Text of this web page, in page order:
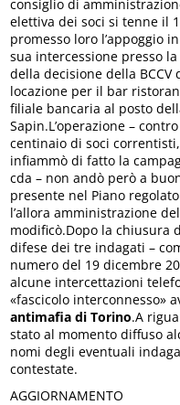
consiglio di
elettiva dei soci si tenne il
promesso loro l’appoggio
sua intercessione presso
della decisione della
locazione per il bar
filiale bancaria al posto
Sapin.L’operazione –
centinaio di soci
infiammò di fatto la
cda – non andò però a
presente nel Piano
l’allora amministrazione
modificò.Dopo la chiusura
difese dei tre indagati –
numero del 19 dicembre
alcune intercettazioni
«fascicolo interconnesso»
antimafia di Torino.A
stato al momento diffuso
nomi degli eventuali
contestate.
AGGIORNAMENTO